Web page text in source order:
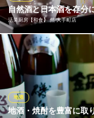
※こちらは夜のみのこだわりです。
虎連坊 大手町店
大手町 居酒屋 刺身
地下鉄丸ノ内線大手町駅
東京都千代田区大手町1-5-1 大
自然酒と日本酒を存分
活菜厨房【和食】 然 大手町店
当店自慢のドリンクは自
た自然栽培の米を使い、
とを「自然酒」と言いま
プライベートブランド自
ご提供。340年以上続く寺
能あれ。
地酒・焼酎を豊富に取
地酒